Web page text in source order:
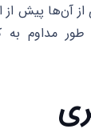
آن‌ها پیش از
مداوم به